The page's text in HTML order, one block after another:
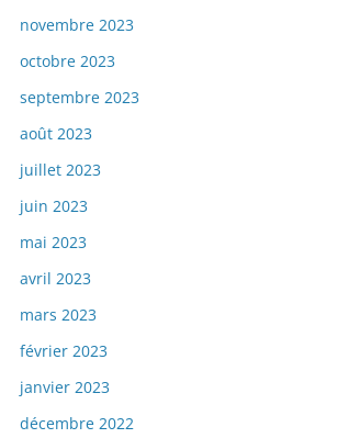
novembre 2023
octobre 2023
septembre 2023
août 2023
juillet 2023
juin 2023
mai 2023
avril 2023
mars 2023
février 2023
janvier 2023
décembre 2022